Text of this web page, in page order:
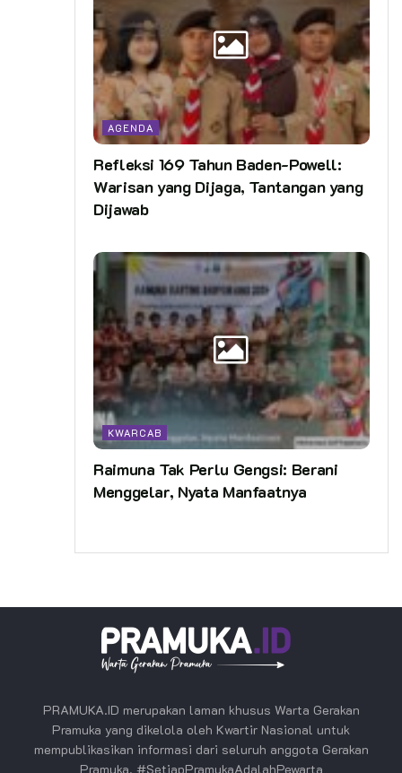
AGENDA
Refleksi 169 Tahun Baden-Powell:
Warisan yang Dijaga, Tantangan yang
Dijawab
KWARCAB
Raimuna Tak Perlu Gengsi: Berani
Menggelar, Nyata Manfaatnya
PRAMUKA.ID merupakan laman khusus Warta Gerakan
Pramuka yang dikelola oleh Kwartir Nasional untuk
mempublikasikan informasi dari seluruh anggota Gerakan
Pramuka. #SetiapPramukaAdalahPewarta